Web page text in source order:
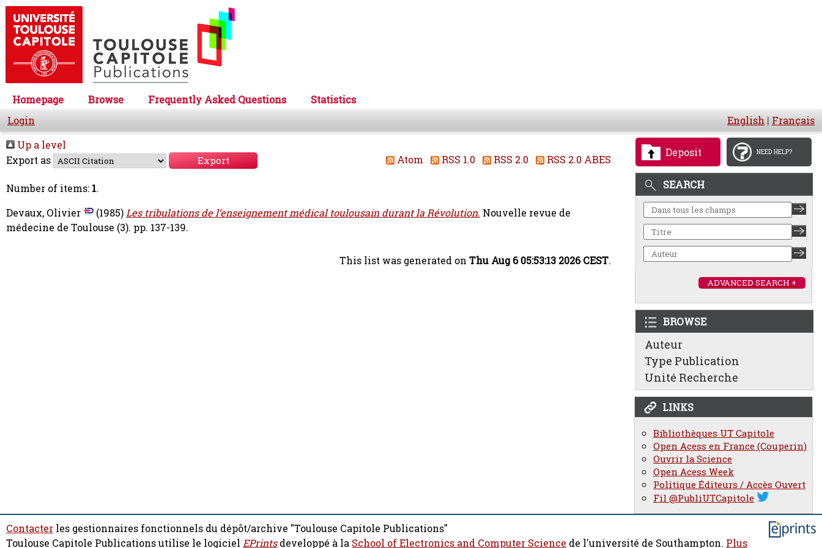
Homepage Browse Frequently Asked Questions
Statistics
Login
English | Français
Deposit NEED HELP?
SEARCH
ADVANCED SEARCH +
BROWSE
Auteur
Type Publication
Unité Recherche
LINKS
Bibliothèques UT Capitole
Open Acess en France (Couperin)
Ouvrir la Science
Open Acess Week
Politique Éditeurs / Accès Ouvert
Fil @PubliUTCapitole
Up a level
Export as
Atom RSS 1.0 RSS 2.0 RSS 2.0 ABES
Number of items: 1.
Devaux, Olivier
(1985)Les tribulations de l’enseignement médical toulousain durant la Révolution. Nouvelle revue de
médecine de Toulouse (3). pp. 137-139.
This list was generated on Thu Aug 6 05:53:13 2026 CEST.
Contacter les gestionnaires fonctionnels du dépôt/archive "Toulouse Capitole Publications"
Toulouse Capitole Publications utilise le logiciel EPrintsdeveloppé à la School of Electronics and Computer Science de l'université de Southampton. Plus